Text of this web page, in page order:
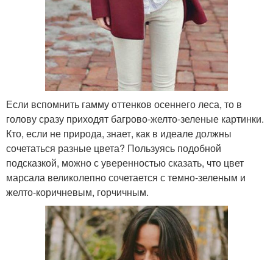
Если вспомнить гамму оттенков осеннего леса, то в
голову сразу приходят багрово-желто-зеленые картинки.
Кто, если не природа, знает, как в идеале должны
сочетаться разные цвета? Пользуясь подобной
подсказкой, можно с уверенностью сказать, что цвет
марсала великолепно сочетается с темно-зеленым и
желто-коричневым, горчичным.